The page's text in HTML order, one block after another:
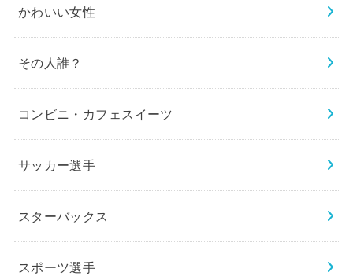
かわいい女性
その人誰？
コンビニ・カフェスイーツ
サッカー選手
スターバックス
スポーツ選手